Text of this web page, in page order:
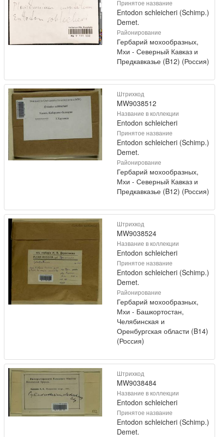
Принятое название
Entodon schleicheri (Schimp.)
Demet.
Районирование
Гербарий мохообразных,
Мхи - Северный Кавказ и
Предкавказье (B12) (Россия)
Штрихкод
MW9038512
Название в коллекции
Entodon schleicheri
Принятое название
Entodon schleicheri (Schimp.)
Demet.
Районирование
Гербарий мохообразных,
Мхи - Северный Кавказ и
Предкавказье (B12) (Россия)
Штрихкод
MW9038524
Название в коллекции
Entodon schleicheri
Принятое название
Entodon schleicheri (Schimp.)
Demet.
Районирование
Гербарий мохообразных,
Мхи - Башкортостан,
Челябинская и
Оренбургская области (B14)
(Россия)
Штрихкод
MW9038484
Название в коллекции
Entodon schleicheri
Принятое название
Entodon schleicheri (Schimp.)
Demet.